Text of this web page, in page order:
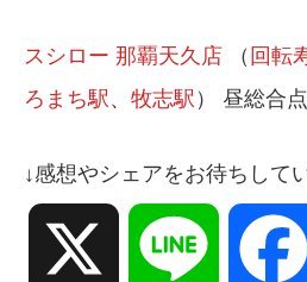
スシロー 那覇天久店 （ 回転
ろまち駅、 牧志駅 ） 昼総合点
↓感想やシェアをお待ちして
Line